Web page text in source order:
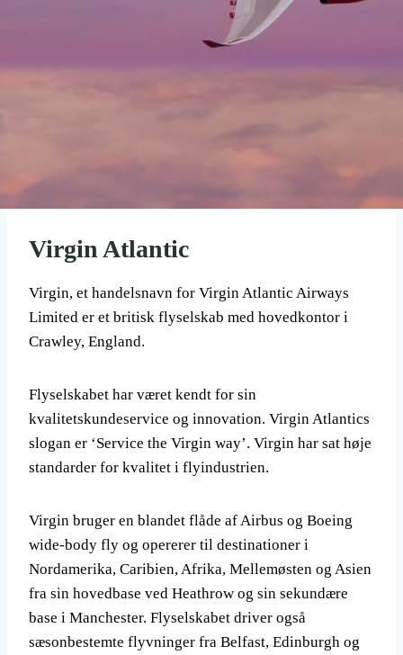
Virgin Atlantic
Virgin, et handelsnavn for Virgin Atlantic Airways
Limited er et britisk flyselskab med hovedkontor i
Crawley, England.
Flyselskabet har været kendt for sin
kvalitetskundeservice og innovation. Virgin Atlantics
slogan er ‘Service the Virgin way’. Virgin har sat høje
standarder for kvalitet i flyindustrien.
Virgin bruger en blandet flåde af Airbus og Boeing
wide-body fly og opererer til destinationer i
Nordamerika, Caribien, Afrika, Mellemøsten og Asien
fra sin hovedbase ved Heathrow og sin sekundære
base i Manchester. Flyselskabet driver også
sæsonbestemte flyvninger fra Belfast, Edinburgh og